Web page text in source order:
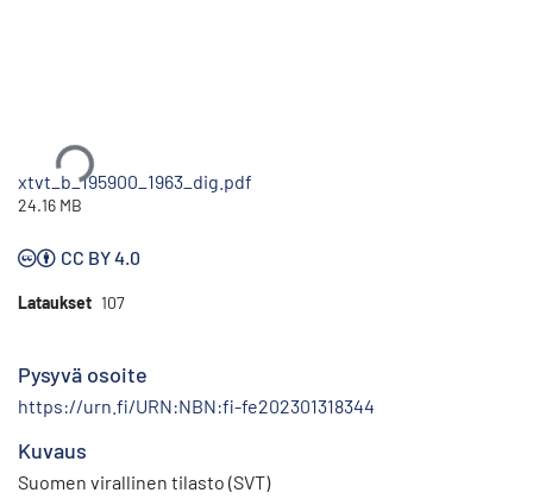
xtvt_b_195900_1963_dig.pdf
24.16 MB
CC BY 4.0
Lataukset 107
Pysyvä osoite
https://urn.fi/URN:NBN:fi-fe202301318344
Kuvaus
Suomen virallinen tilasto (SVT)